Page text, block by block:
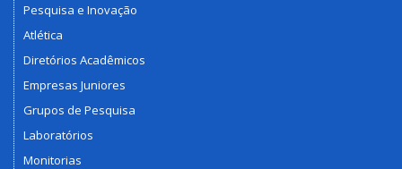
Pesquisa e Inovação
Atlética
Diretórios Acadêmicos
Empresas Juniores
Grupos de Pesquisa
Laboratórios
Monitorias